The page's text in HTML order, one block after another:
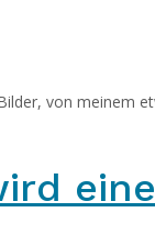
von meinem